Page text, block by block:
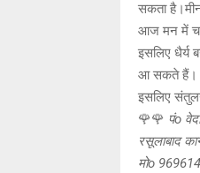
सकता
आज मन में
इसलिए धैर्य
आ सकते हैं।
इसलिए
🌹🌹 पंo
रसूलाबाद
मोo